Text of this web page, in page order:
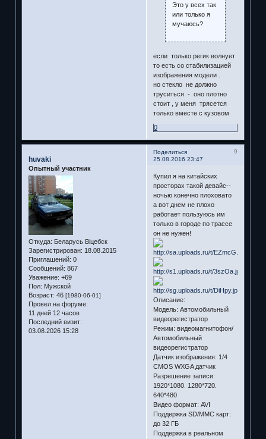
Это у всех так
или только я
мучаюсь?
если только регик волнует
то есть со стабилизацией
изображения модели .
но стекло не должно
труситься - оно плотно
стоит , у меня трясется
только вместе с кузовом
0
Поделиться
9
25.08.2016 23:47
huvaki
Опытный участник
Откуда: Беларусь Віцебск
Зарегистрирован: 18.08.2015
Приглашений: 0
Сообщений: 867
Уважение: +69
Пол: Мужской
Возраст: 46 [1980-06-01]
Провел на форуме:
11 дней 12 часов
Последний визит:
03.08.2026 15:28
Купил я на китайских
просторах такой девайс--
ночью конечно плоховато
а вот днем не плохо
работает пользуюсь им
только в городе по трассе
он не нужен!
Описание:
Модель: Автомобильный
видеорегистратор
Режим: видеомагнитофон/
Автомобильный
видеорегистратор
Датчик изображения: 1/4
CMOS WXGA датчик
Разрешение записи:
1920*1080. 1280*720.
640*480
Видео формат: AVI
Поддержка SD/MMC карт:
до 32 ГБ
Поддержка в реальном